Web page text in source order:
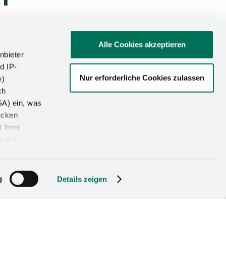
IP-
ein, was
Ihrer
Details zeigen
Alle Cookies akzeptieren
Nur erforderliche Cookies zulassen